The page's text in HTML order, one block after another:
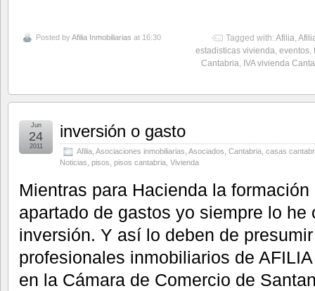
Posted byAfilia Inmobiliarias at 16:30 Tagged with: Afilia,
estadisticas vivienda, eventos,
Cantabria, IVA vivienda
inversión o gasto
Afilia Asociaciones inmobiliarias Asociados Cantabria casas
Noticias pisos pisos cantabria Vivienda
Jun
24
2011
Mientras para Hacienda la
apartado de gastos yo siempre lo he
inversión. Y así lo deben de
profesionales inmobiliarios de
en la Cámara de Comercio de